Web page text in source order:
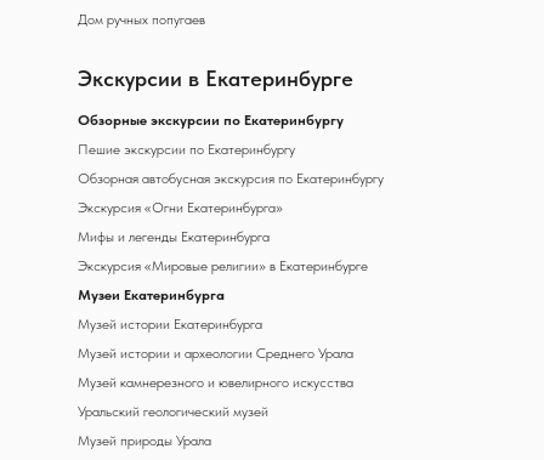
Дом ручных попугаев
Экскурсии в Екатеринбурге
Обзорные экскурсии по Екатеринбургу
Пешие экскурсии по Екатеринбургу
Обзорная автобусная экскурсия по Екатеринбургу
Экскурсия «Огни Екатеринбурга»
Мифы и легенды Екатеринбурга
Экскурсия «Мировые религии» в Екатеринбурге
Музеи Екатеринбурга
Музей истории Екатеринбурга
Музей истории и археологии Среднего Урала
Музей камнерезного и ювелирного искусства
Уральский геологический музей
Музей природы Урала